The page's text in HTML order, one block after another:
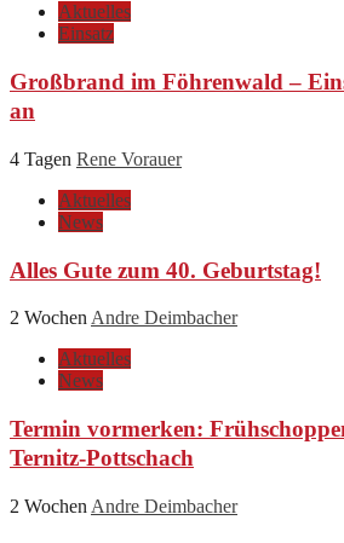
Aktuelles
Einsatz
Großbrand im Föhrenwald –
an
4 Tagen Rene Vorauer
Aktuelles
News
Alles Gute zum 40. Geburtstag!
2 Wochen Andre Deimbacher
Aktuelles
News
Termin vormerken:
Ternitz-Pottschach
2 Wochen Andre Deimbacher